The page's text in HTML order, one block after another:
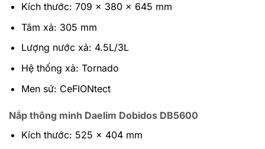
Kích thước: 709 x 380 x 645 mm
Tâm xả: 305 mm
Lượng nước xả: 4.5L/3L
Hệ thống xả: Tornado
Men sứ: CeFIONtect
Nắp thông minh Daelim Dobidos DB5600
Kích thước: 525 x 404 mm